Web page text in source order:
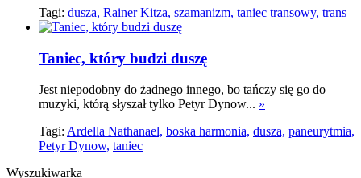
Tagi: dusza, Rainer Kitza, szamanizm, taniec transowy, trans
Taniec, który budzi duszę
Jest niepodobny do żadnego innego, bo tańczy się go do
muzyki, którą słyszał tylko Petyr Dynow... »
Tagi: Ardella Nathanael, boska harmonia, dusza, paneurytmia,
Petyr Dynow, taniec
Wyszukiwarka